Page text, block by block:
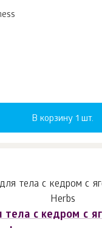
В корзину 1 шт.
тела с кедром с